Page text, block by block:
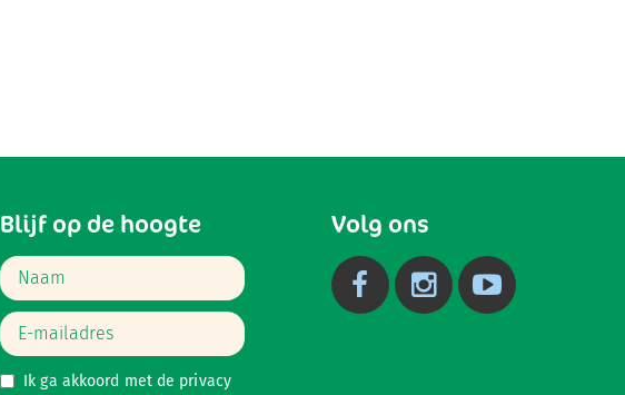
Blijf op de hoogte
Ik ga akkoord met de privacy
Volg ons